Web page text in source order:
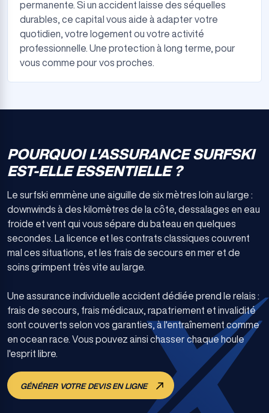
permanente. Si un accident laisse des séquelles
durables, ce capital vous aide à adapter votre
quotidien, votre logement ou votre activité
professionnelle. Une protection à long terme, pour
vous comme pour vos proches.
POURQUOI L'ASSURANCE SURFSKI
EST-ELLE ESSENTIELLE ?
Le surfski emmène une aiguille de six mètres loin au large :
downwinds à des kilomètres de la côte, dessalages en eau
froide et vent qui vous sépare du bateau en quelques
secondes. La licence et les contrats classiques couvrent
mal ces situations, et les frais de secours en mer et de
soins grimpent très vite au large.
Une assurance individuelle accident dédiée prend le relais :
frais de secours, frais médicaux, rapatriement et invalidité
sont couverts selon vos garanties, à l'entraînement comme
en ocean race. Vous pouvez ainsi chasser chaque houle
l'esprit libre.
GÉNÉRER VOTRE DEVIS EN LIGNE